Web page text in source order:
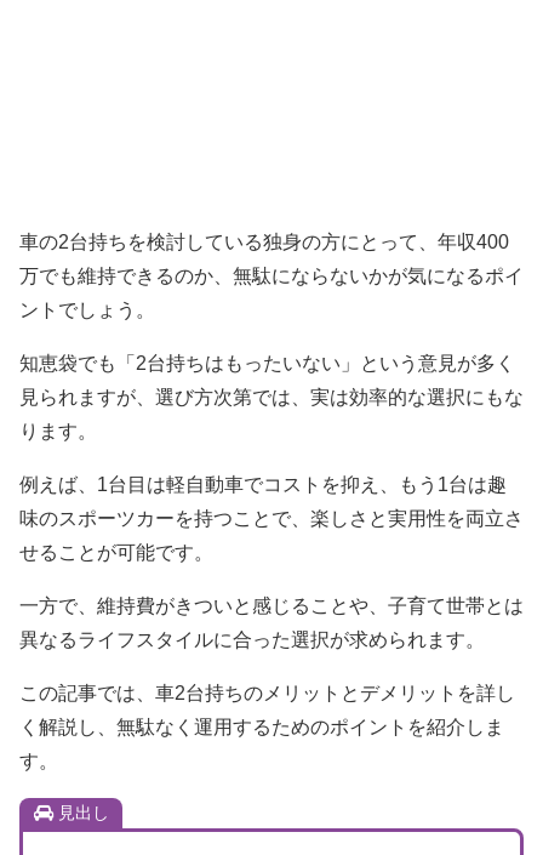
車の2台持ちを検討している独身の方にとって、年収400
万でも維持できるのか、無駄にならないかが気になるポイ
ントでしょう。
知恵袋でも「2台持ちはもったいない」という意見が多く
見られますが、選び方次第では、実は効率的な選択にもな
ります。
例えば、1台目は軽自動車でコストを抑え、もう1台は趣
味のスポーツカーを持つことで、楽しさと実用性を両立さ
せることが可能です。
一方で、維持費がきついと感じることや、子育て世帯とは
異なるライフスタイルに合った選択が求められます。
この記事では、車2台持ちのメリットとデメリットを詳し
く解説し、無駄なく運用するためのポイントを紹介しま
す。
見出し